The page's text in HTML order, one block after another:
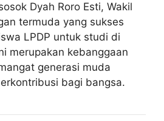
Dyah Roro Esti, Wakil
termuda yang sukses
LPDP untuk studi di
merupakan kebanggaan
generasi muda
bagi bangsa.